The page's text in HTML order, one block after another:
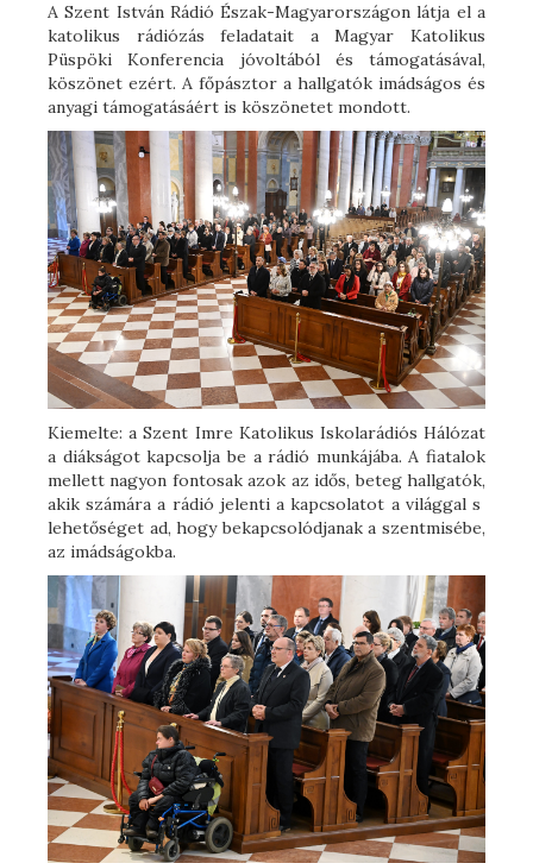
A Szent István Rádió Észak-Magyarországon látja el a
katolikus rádiózás feladatait a Magyar Katolikus
Püspöki Konferencia jóvoltából és támogatásával,
köszönet ezért. A főpásztor a hallgatók imádságos és
anyagi támogatásáért is köszönetet mondott.
Kiemelte: a Szent Imre Katolikus Iskolarádiós Hálózat
a diákságot kapcsolja be a rádió munkájába. A fiatalok
mellett nagyon fontosak azok az idős, beteg hallgatók,
akik számára a rádió jelenti a kapcsolatot a világgal s
lehetőséget ad, hogy bekapcsolódjanak a szentmisébe,
az imádságokba.